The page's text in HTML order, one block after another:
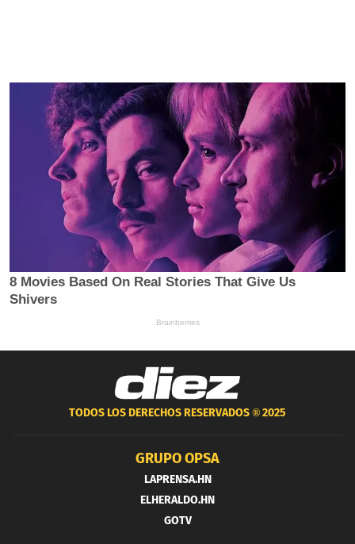
TODOS LOS DERECHOS RESERVADOS ®2025
GRUPO OPSA
LAPRENSA.HN
ELHERALDO.HN
GOTV